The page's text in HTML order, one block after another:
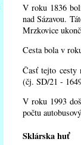
V roku 1836
nad Sázavou.
Mrzkovice
Cesta bola v
Časť tejto cesty
(čj. SD/21 -
V roku 1993
počtu
Sklárska huť